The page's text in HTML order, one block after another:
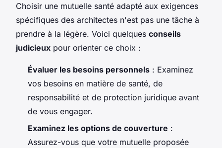
Choisir une mutuelle santé adapté aux exigences
spécifiques des architectes n'est pas une tâche à
prendre à la légère. Voici quelques conseils
judicieux pour orienter ce choix :
Évaluer les besoins personnels : Examinez
vos besoins en matière de santé, de
responsabilité et de protection juridique avant
de vous engager.
Examinez les options de couverture :
Assurez-vous que votre mutuelle proposée